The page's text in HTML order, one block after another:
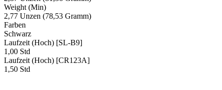
Weight (Min)
2,77 Unzen (78,53 Gramm)
Farben
Schwarz
Laufzeit (Hoch) [SL-B9]
1,00 Std
Laufzeit (Hoch) [CR123A]
1,50 Std